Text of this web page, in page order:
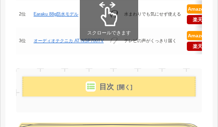
2位 Earaku 88g防水モデル 水まわりでも気にせず使える
Amazon
楽天
3位 オーディオテクニカ AT-NSP700TV テレビの声がくっきり届く
Amazon
楽天
スクロールできます
目次